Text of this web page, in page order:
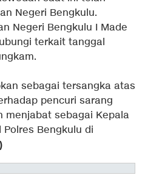
Negeri Bengkulu.
Negeri Bengkulu I Made
terkait tanggal
sebagai tersangka atas
pencuri sarang
menjabat sebagai Kepala
Bengkulu di